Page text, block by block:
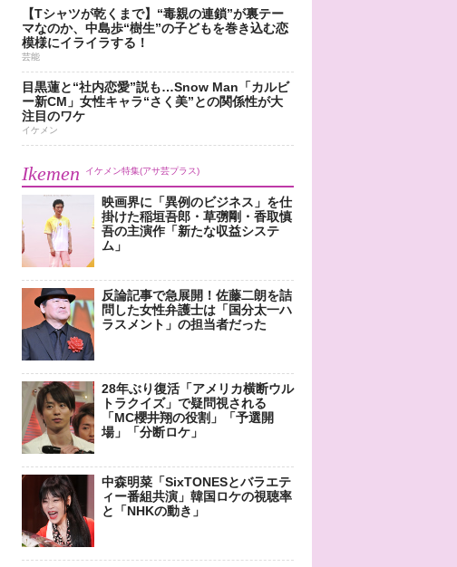
【Tシャツが乾くまで】“毒親の連鎖”が裏テー
マなのか、中島歩“樹生”の子どもを巻き込む恋
模様にイライラする！
芸能
目黒蓮と“社内恋愛”説も…Snow Man「カルビ
ー新CM」女性キャラ“さく美”との関係性が大
注目のワケ
イケメン
Ikemen イケメン特集(アサ芸プラス)
映画界に「異例のビジネス」を仕
掛けた稲垣吾郎・草彅剛・香取慎
吾の主演作「新たな収益システ
ム」
反論記事で急展開！佐藤二朗を詰
問した女性弁護士は「国分太一ハ
ラスメント」の担当者だった
28年ぶり復活「アメリカ横断ウル
トラクイズ」で疑問視される
「MC櫻井翔の役割」「予選開
場」「分断ロケ」
中森明菜「SixTONESとバラエテ
ィー番組共演」韓国ロケの視聴率
と「NHKの動き」